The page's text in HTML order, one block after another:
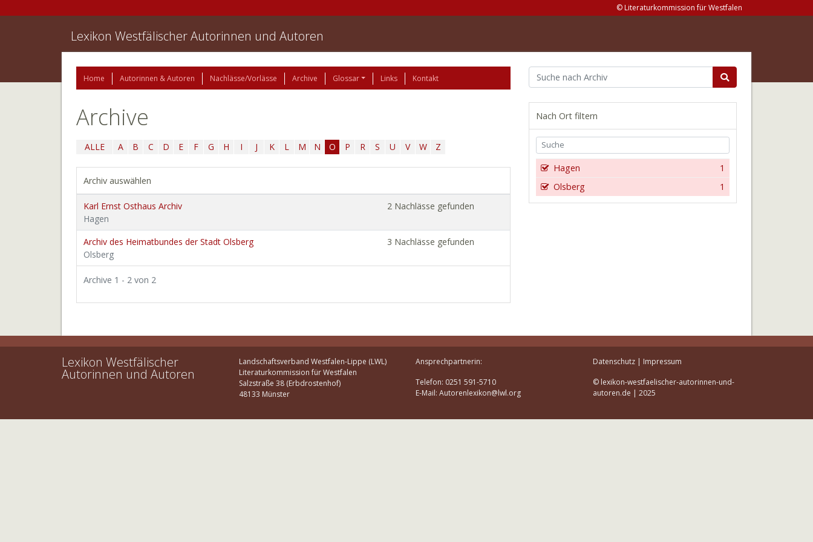
© Literaturkommission für Westfalen
Lexikon Westfälischer Autorinnen und Autoren
Home Autorinnen & Autoren Nachlässe/Vorlässe Archive Glossar Links Kontakt
Archive
ALLE A B C D E F G H I J K L M N O P R S U V W Z
Archiv auswählen
Karl Ernst Osthaus Archiv
Hagen
2 Nachlässe gefunden
Archiv des Heimatbundes der Stadt Olsberg
Olsberg
3 Nachlässe gefunden
Archive 1 - 2 von 2
Nach Ort filtern
1
Hagen
1
Olsberg
Lexikon Westfälischer
Autorinnen und Autoren
Landschaftsverband Westfalen-Lippe (LWL)
Literaturkommission für Westfalen
Salzstraße 38 (Erbdrostenhof)
48133 Münster
Ansprechpartnerin:
Telefon: 0251 591-5710
E-Mail: Autorenlexikon@lwl.org
Datenschutz| Impressum
© lexikon-westfaelischer-autorinnen-und-
autoren.de | 2025